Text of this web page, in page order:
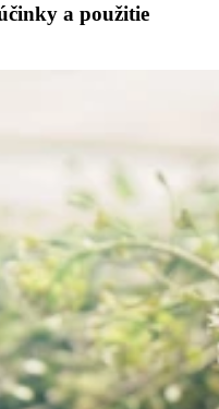
a použitie